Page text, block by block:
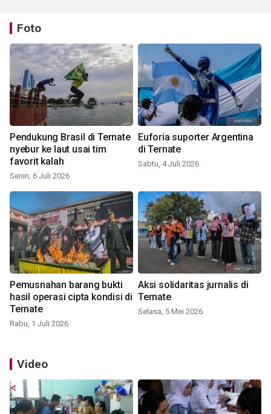
Foto
Pendukung Brasil di Ternate
nyebur ke laut usai tim
favorit kalah
Senin, 6 Juli 2026
Euforia suporter Argentina
di Ternate
Sabtu, 4 Juli 2026
Pemusnahan barang bukti
hasil operasi cipta kondisi di
Ternate
Rabu, 1 Juli 2026
Aksi solidaritas jurnalis di
Ternate
Selasa, 5 Mei 2026
Video